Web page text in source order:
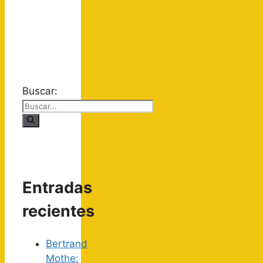
Buscar:
Entradas
recientes
Bertrand
Mothe: